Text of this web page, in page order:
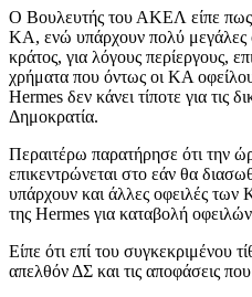
Ο Βουλευτής του ΑΚΕΛ είπε πως
ΚΑ, ενώ υπάρχουν πολύ μεγάλες
κράτος, για λόγους περίεργους,
χρήματα που όντως οι ΚΑ
Hermes δεν κάνει τίποτε για τις
Δημοκρατία.
Περαιτέρω παρατήρησε ότι την
επικεντρώνεται στο εάν θα
υπάρχουν και άλλες οφειλές των
της Hermes για καταβολή
Είπε ότι επί του συγκεκριμένου
απελθόν ΔΣ και τις αποφάσεις